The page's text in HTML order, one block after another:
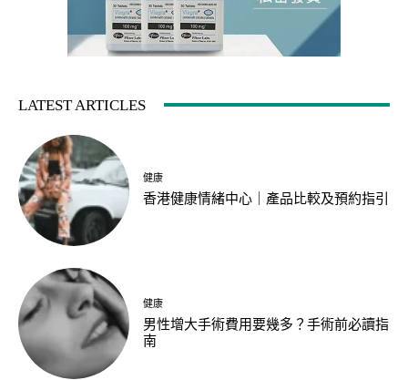
LATEST ARTICLES
健康
香港健康情緒中心｜產品比較及預約指引
健康
男性增大手術費用要幾多？手術前必讀指
南